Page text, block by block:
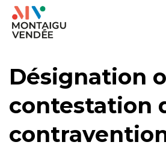
Gestion des traceurs
Aller
Aller
contenu
Aller
pied
Désignation
contestation